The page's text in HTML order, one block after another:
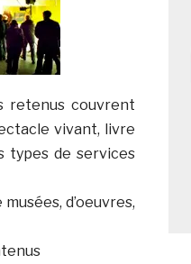
retenus couvrent
vivant, livre
types de services
d’oeuvres,